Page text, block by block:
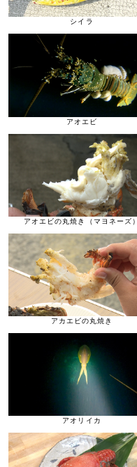
シイラ
アオエビ
アオエビの丸焼き（マヨネーズ）
アカエビの丸焼き
アオリイカ